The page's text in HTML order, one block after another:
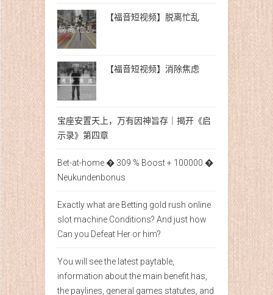
【福音短视频】脱离忙乱
【福音短视频】消除焦虑
宝座安置天上，万有因神旨存｜揭开《启
示录》第四章
Bet-at-home � 309 % Boost + 100000 �
Neukundenbonus
Exactly what are Betting gold rush online
slot machine Conditions? And just how
Can you Defeat Her or him?
You will see the latest paytable,
information about the main benefit has,
the paylines, general games statutes, and